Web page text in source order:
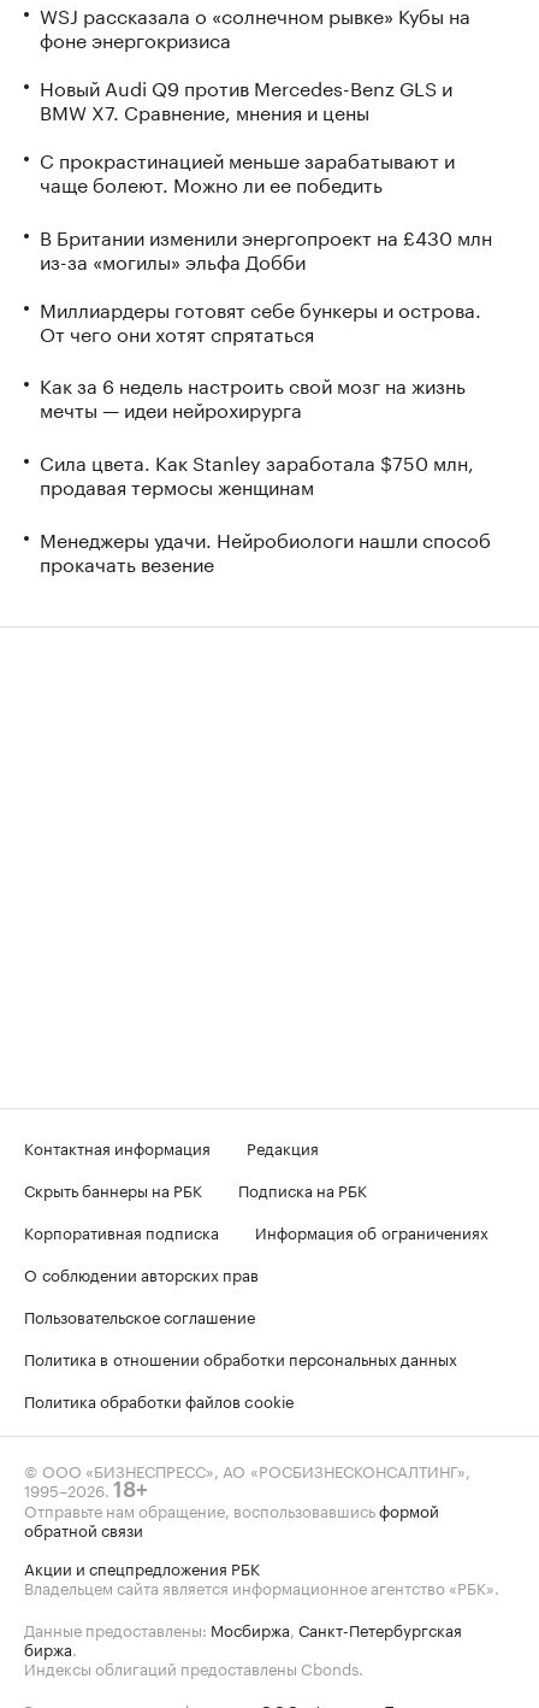
WSJ рассказала о «солнечном рывке» Кубы на
фоне энергокризиса
Новый Audi Q9 против Mercedes-Benz GLS и
BMW X7. Сравнение, мнения и цены
С прокрастинацией меньше зарабатывают и
чаще болеют. Можно ли ее победить
В Британии изменили энергопроект на £430 млн
из-за «могилы» эльфа Добби
Миллиардеры готовят себе бункеры и острова.
От чего они хотят спрятаться
Как за 6 недель настроить свой мозг на жизнь
мечты — идеи нейрохирурга
Сила цвета. Как Stanley заработала $750 млн,
продавая термосы женщинам
Менеджеры удачи. Нейробиологи нашли способ
прокачать везение
Контактная информация
Редакция
Скрыть баннеры на РБК
Подписка на РБК
Корпоративная подписка
Информация об ограничениях
О соблюдении авторских прав
Пользовательское соглашение
Политика в отношении обработки персональных данных
Политика обработки файлов cookie
© ООО «БИЗНЕСПРЕСС», АО «РОСБИЗНЕСКОНСАЛТИНГ»,
1995–2026. 18+
Отправьте нам обращение, воспользовавшисьформой
обратной связи
Акции и спецпредложения РБК
Владельцем сайта является информационное агентство «РБК».
Данные предоставлены: Мосбиржа, Санкт-Петербургская
биржа.
Индексы облигаций предоставлены Cbonds.